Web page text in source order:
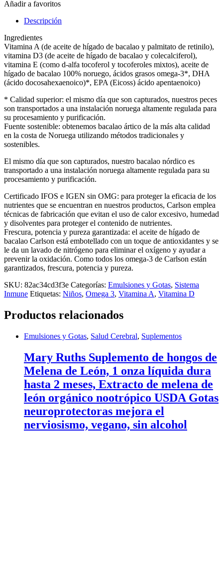
mg
de
hígado
de
bacalao
para
Niños,
A
y
D3,
8.5
fl
oz
Añadir a favoritos
Descripción
Ingredientes
Vitamina A (de aceite de hígado de bacalao y palmitato de retinilo),
vitamina D3 (de aceite de hígado de bacalao y colecalciferol),
vitamina E (como d-alfa tocoferol y tocoferoles mixtos), aceite de
hígado de bacalao 100% noruego, ácidos grasos omega-3*, DHA
(ácido docosahexaenoico)*, EPA (Eicoss) ácido apentaenoico)
* Calidad superior: el mismo día que son capturados, nuestros peces
son transportados a una instalación noruega altamente regulada para
su procesamiento y purificación.
Fuente sostenible: obtenemos bacalao ártico de la más alta calidad
en la costa de Noruega utilizando métodos tradicionales y
sostenibles.
El mismo día que son capturados, nuestro bacalao nórdico es
transportado a una instalación noruega altamente regulada para su
procesamiento y purificación.
Certificado IFOS e IGEN sin OMG: para proteger la eficacia de los
nutrientes que se encuentran en nuestros productos, Carlson emplea
técnicas de fabricación que evitan el uso de calor excesivo, humedad
y disolventes para proteger el contenido de nutrientes.
Frescura, potencia y pureza garantizada: el aceite de hígado de
bacalao Carlson está embotellado con un toque de antioxidantes y se
le da un lavado de nitrógeno para eliminar el oxígeno y ayudar a
prevenir la oxidación. Como todos los omega-3 de Carlson están
garantizados, frescura, potencia y pureza.
SKU: 82ac34cd3f3e Categorías: Emulsiones y Gotas, Sistema
Inmune Etiquetas: Niños, Omega 3, Vitamina A, Vitamina D
Productos relacionados
Emulsiones y Gotas, Salud Cerebral, Suplementos
Mary Ruths Suplemento de hongos de
Melena de León, 1 onza líquida dura
hasta 2 meses, Extracto de melena de
león orgánico nootrópico USDA Gotas
neuroprotectoras mejora el
nerviosismo, vegano, sin alcohol